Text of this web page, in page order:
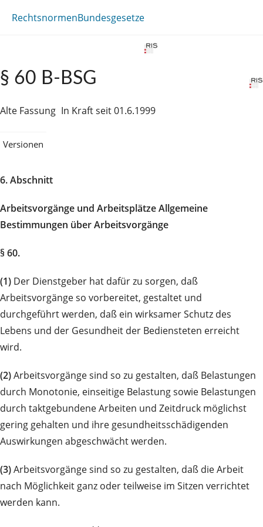
RechtsnormenBundesgesetze
§ 60 B-BSG
Alte Fassung In Kraft seit 01.6.1999
Versionen
6. Abschnitt
Arbeitsvorgänge und Arbeitsplätze Allgemeine
Bestimmungen über Arbeitsvorgänge
§ 60.
(1) Der Dienstgeber hat dafür zu sorgen, daß
Arbeitsvorgänge so vorbereitet, gestaltet und
durchgeführt werden, daß ein wirksamer Schutz des
Lebens und der Gesundheit der Bediensteten erreicht
wird.
(2)Arbeitsvorgänge sind so zu gestalten, daß Belastungen
durch Monotonie, einseitige Belastung sowie Belastungen
durch taktgebundene Arbeiten und Zeitdruck möglichst
gering gehalten und ihre gesundheitsschädigenden
Auswirkungen abgeschwächt werden.
(3)Arbeitsvorgänge sind so zu gestalten, daß die Arbeit
nach Möglichkeit ganz oder teilweise im Sitzen verrichtet
werden kann.